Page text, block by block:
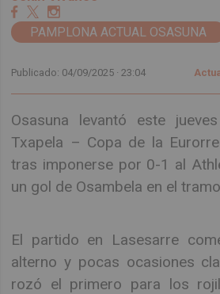
PAMPLONA ACTUAL OSASUNA
Publicado: 04/09/2025 ·23:04
Osasuna levantó este
Txapela – Copa de la
tras imponerse por 0-1 al
un gol de Osambela en el
El partido en Lasesarre
alterno y pocas ocasiones
rozó el primero para los